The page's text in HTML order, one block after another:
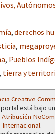
Autónomos
, derechos
,
, Pueblos
, tierra y
está bajo
Internacional.